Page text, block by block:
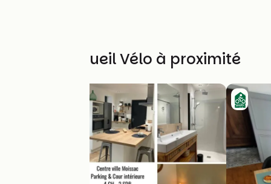
Autres Accueil Vélo à proximité